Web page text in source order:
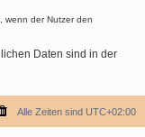
wenn der Nutzer den
Daten sind in der
Alle Zeiten sind UTC+02:00